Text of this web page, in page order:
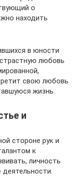
о
находить
в юности
любовь
свою любовь
жизнь.
и
стороне рук и
к
личность